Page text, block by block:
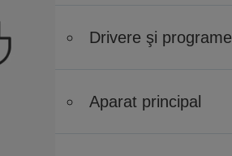
Drivere şi
Aparat principal